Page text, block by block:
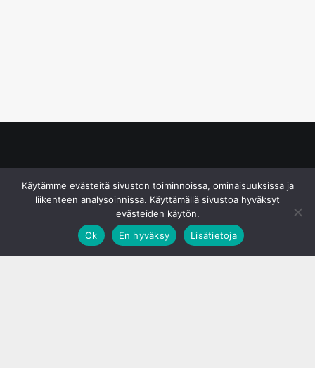
Käytämme evästeitä sivuston toiminnoissa, ominaisuuksissa ja
liikenteen analysoinnissa. Käyttämällä sivustoa hyväksyt
evästeiden käytön.
Ok
En hyväksy Lisätietoja